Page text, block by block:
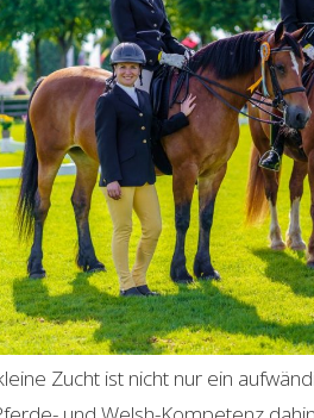
Zucht ist nicht nur ein